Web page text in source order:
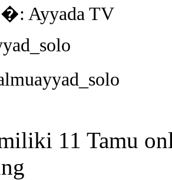
Ayyada TV
11 Tamu